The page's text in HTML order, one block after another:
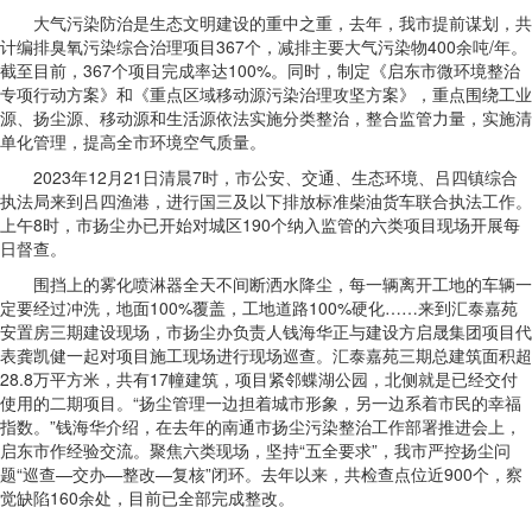
大气污染防治是生态文明建设的重中之重，去年，我市提前谋划，共
计编排臭氧污染综合治理项目367个，减排主要大气污染物400余吨/年。
截至目前，367个项目完成率达100%。同时，制定《启东市微环境整治
专项行动方案》和《重点区域移动源污染治理攻坚方案》，重点围绕工业
源、扬尘源、移动源和生活源依法实施分类整治，整合监管力量，实施清
单化管理，提高全市环境空气质量。
2023年12月21日清晨7时，市公安、交通、生态环境、吕四镇综合
执法局来到吕四渔港，进行国三及以下排放标准柴油货车联合执法工作。
上午8时，市扬尘办已开始对城区190个纳入监管的六类项目现场开展每
日督查。
围挡上的雾化喷淋器全天不间断洒水降尘，每一辆离开工地的车辆一
定要经过冲洗，地面100%覆盖，工地道路100%硬化……来到汇泰嘉苑
安置房三期建设现场，市扬尘办负责人钱海华正与建设方启晟集团项目代
表龚凯健一起对项目施工现场进行现场巡查。汇泰嘉苑三期总建筑面积超
28.8万平方米，共有17幢建筑，项目紧邻蝶湖公园，北侧就是已经交付
使用的二期项目。“扬尘管理一边担着城市形象，另一边系着市民的幸福
指数。”钱海华介绍，在去年的南通市扬尘污染整治工作部署推进会上，
启东市作经验交流。聚焦六类现场，坚持“五全要求”，我市严控扬尘问
题“巡查—交办—整改—复核”闭环。去年以来，共检查点位近900个，察
觉缺陷160余处，目前已全部完成整改。